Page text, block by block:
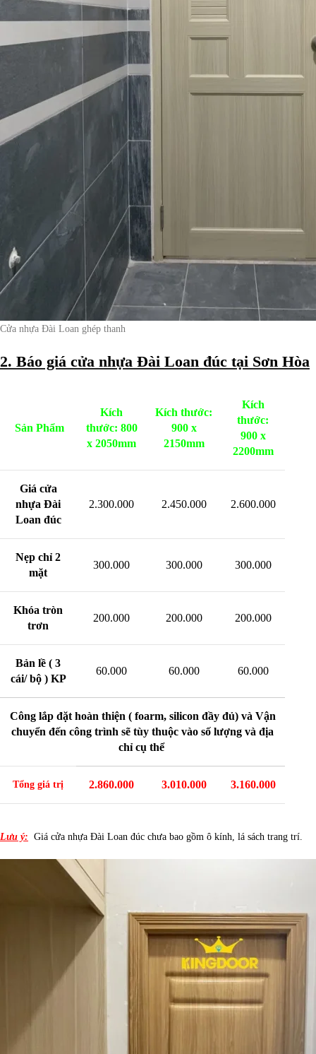
Cửa nhựa Đài Loan ghép thanh
2. Báo giá cửa nhựa Đài Loan đúc tại Sơn Hòa
Sản Phẩm
Kích
thước: 800
x 2050mm
Kích thước:
900 x
2150mm
Kích
thước:
900 x
2200mm
Giá cửa
nhựa Đài
Loan đúc
2.300.000 2.450.000 2.600.000
Nẹp chỉ 2
mặt
300.000 300.000 300.000
Khóa tròn
trơn
200.000 200.000 200.000
Bản lề ( 3
cái/ bộ ) KP
60.000 60.000 60.000
Công lắp đặt hoàn thiện ( foarm, silicon đầy đủ) và Vận
chuyển đến công trình sẽ tùy thuộc vào số lượng và địa
chỉ cụ thể
Tổng giá trị 2.860.000 3.010.000 3.160.000
Lưu ý: Giá cửa nhựa Đài Loan đúc chưa bao gồm ô kính, lá sách trang trí.